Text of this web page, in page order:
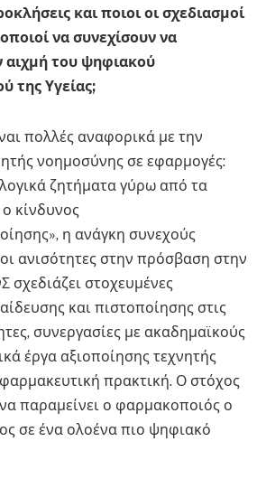
και ποιοι οι σχεδιασμοί
να συνεχίσουν να
αιχμή του ψηφιακού
της Υγείας;
πολλές αναφορικά με την
νοημοσύνης σε εφαρμογές:
ζητήματα γύρω από τα
κίνδυνος
η ανάγκη συνεχούς
ανισότητες στην πρόσβαση στην
σχεδιάζει στοχευμένες
και πιστοποίησης στις
συνεργασίες με ακαδημαϊκούς
έργα αξιοποίησης τεχνητής
πρακτική. Ο στόχος
παραμείνει ο φαρμακοποιός ο
σε ένα ολοένα πιο ψηφιακό